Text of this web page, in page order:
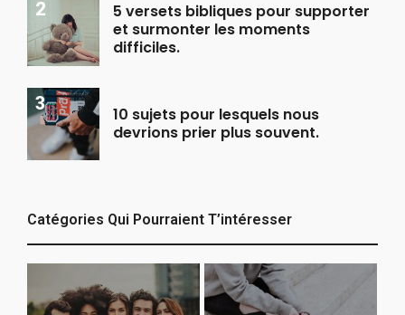
5 versets bibliques pour supporter
et surmonter les moments
difficiles.
10 sujets pour lesquels nous
devrions prier plus souvent.
Catégories Qui Pourraient T’intéresser